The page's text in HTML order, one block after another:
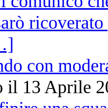
con
il 13 Aprile